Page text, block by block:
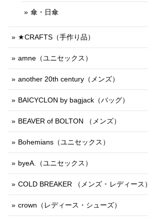
傘・日傘
★CRAFTS（手作り品）
amne（ユニセックス）
another 20th century（メンズ）
BAICYCLON by bagjack（バッグ）
BEAVER of BOLTON （メンズ）
Bohemians（ユニセックス）
byeA.（ユニセックス）
COLD BREAKER （メンズ ･ レディース）
crown（レディース・シューズ）